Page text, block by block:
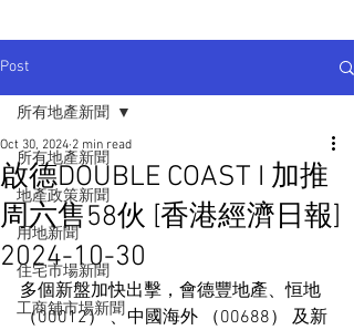
Post
所有地產新聞
地產政策新聞
用地新聞
住宅市場新聞
工商舖市場新聞
所有地產新聞
啟德DOUBLE COAST I 加推
周六售58伙 [香港經濟日報]
2024-10-30
Oct 30, 2024 2 min read
多個新盤加快出擊，會德豐地產、恒地
（00012） 、中國海外 （00688） 及新